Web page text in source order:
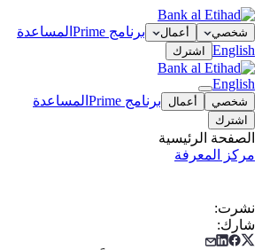
شخصي أعمال برنامج Prime
المساعدة
English
اشترك
English
شخصي أعمال برنامج Prime المساعدة
اشترك
الصفحة الرئيسية
مركز المعرفة
نشرت:
شارك: